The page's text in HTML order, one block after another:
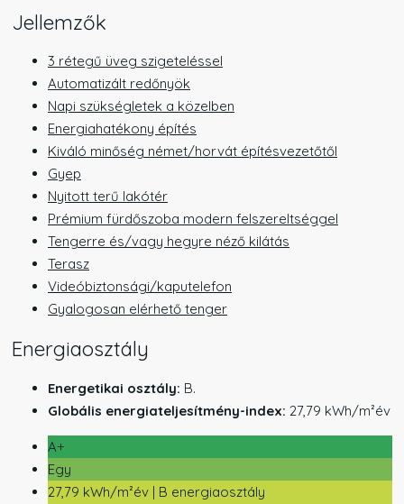
Jellemzők
3 rétegű üveg szigeteléssel
Automatizált redőnyök
Napi szükségletek a közelben
Energiahatékony építés
Kiváló minőség német/horvát építésvezetőtől
Gyep
Nyitott terű lakótér
Prémium fürdőszoba modern felszereltséggel
Tengerre és/vagy hegyre néző kilátás
Terasz
Videóbiztonsági/kaputelefon
Gyalogosan elérhető tenger
Energiaosztály
Energetikai osztály: B.
Globális energiateljesítmény-index: 27,79 kWh/m²év
A+
Egy
27,79 kWh/m²év | B energiaosztály